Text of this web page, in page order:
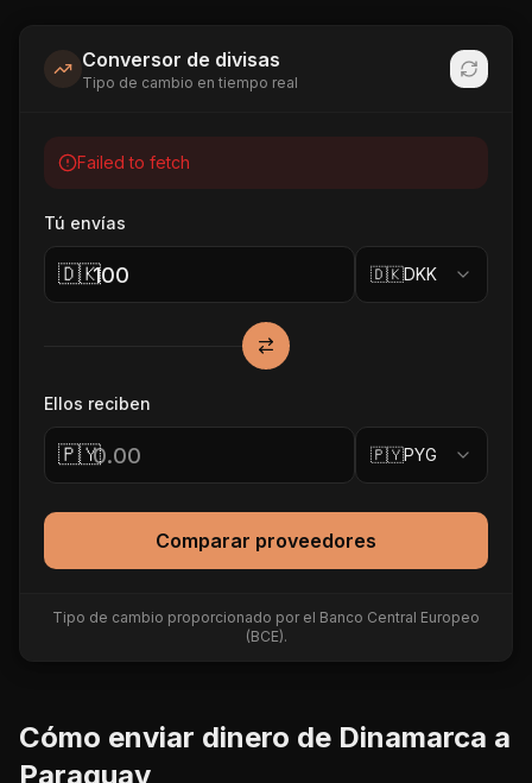
Conversor de divisas
Tipo de cambio en tiempo real
Failed to fetch
Tú envías
🇩🇰 🇩🇰DKK
Ellos reciben
🇵🇾 🇵🇾PYG
Comparar proveedores
Tipo de cambio proporcionado por el Banco Central Europeo
(BCE).
Cómo enviar dinero de Dinamarca a
Paraguay